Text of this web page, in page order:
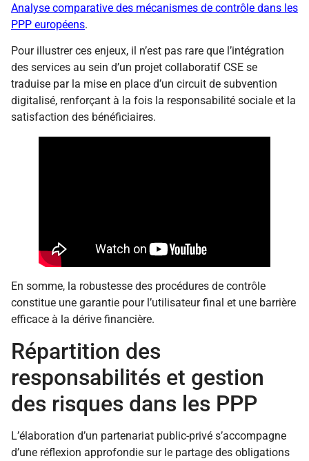
Analyse comparative des mécanismes de contrôle dans les
PPP européens.
Pour illustrer ces enjeux, il n’est pas rare que l’intégration
des services au sein d’un projet collaboratif CSE se
traduise par la mise en place d’un circuit de subvention
digitalisé, renforçant à la fois la responsabilité sociale et la
satisfaction des bénéficiaires.
En somme, la robustesse des procédures de contrôle
constitue une garantie pour l’utilisateur final et une barrière
efficace à la dérive financière.
Répartition des
responsabilités et gestion
des risques dans les PPP
L’élaboration d’un partenariat public-privé s’accompagne
d’une réflexion approfondie sur le partage des obligations